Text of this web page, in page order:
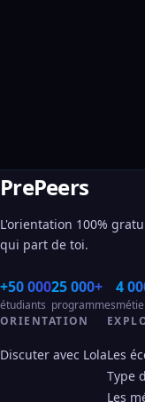
PrePeers
L'orientation 100%
qui part de toi.
+50 000
étudiants
25 000+
programmes
4
ORIENTATION
Discuter avec LolaLes
Type
Les